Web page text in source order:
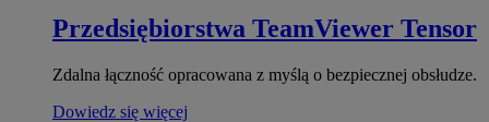
Przedsiębiorstwa TeamViewer Tensor
Zdalna łączność opracowana z myślą o bezpiecznej obsłudze.
Dowiedz się więcej